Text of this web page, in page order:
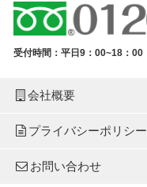
受付時間：平日9：00~18：00
会社概要
プライバシーポリシー
お問い合わせ